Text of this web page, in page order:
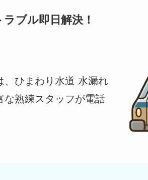
ブル即日解決！
、ひまわり水道 水漏れ
な熟練スタッフが電話